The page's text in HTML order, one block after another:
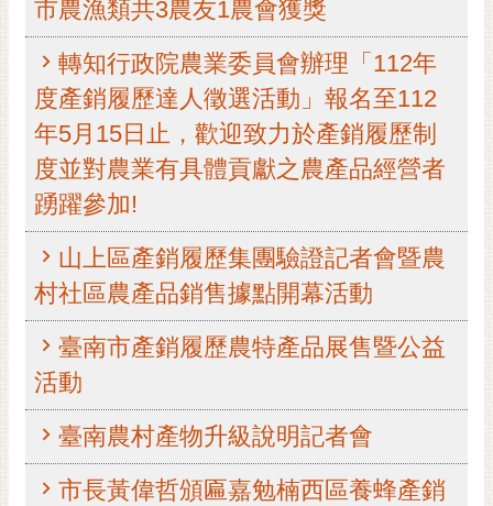
哲
光
花
泉
花
祭
網
市農漁類共3農友1農會獲獎
轉知行政院農業委員會辦理「112年
度產銷履歷達人徵選活動」報名至112
年5月15日止，歡迎致力於產銷履歷制
度並對農業有具體貢獻之農產品經營者
踴躍參加!
山上區產銷履歷集團驗證記者會暨農
村社區農產品銷售據點開幕活動
臺南市產銷履歷農特產品展售暨公益
活動
臺南農村產物升級說明記者會
市長黃偉哲頒匾嘉勉楠西區養蜂產銷